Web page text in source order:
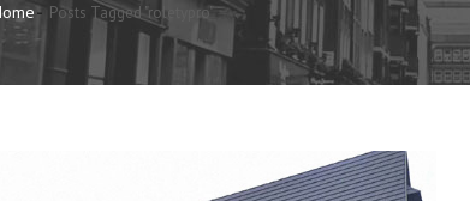
Posts Tagged "roletypro"